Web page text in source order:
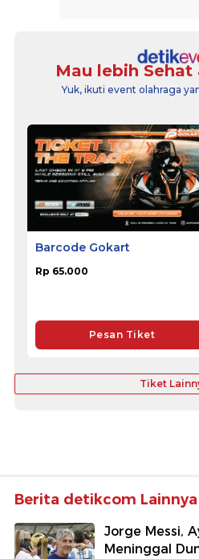
Mau lebih
Yuk, ikuti event olahraga
Barcode Gokart
Rp 65.000
Pesan Tiket
Tiket
Berita detikcom Lainnya
Jorge Messi,
Meninggal